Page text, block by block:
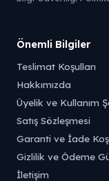
Önemli Bilgiler
Teslimat Koşulları
Hakkımızda
Üyelik ve Kullanım
Satış Sözleşmesi
Garanti ve İade
Gizlilik ve Ödeme
İletişim